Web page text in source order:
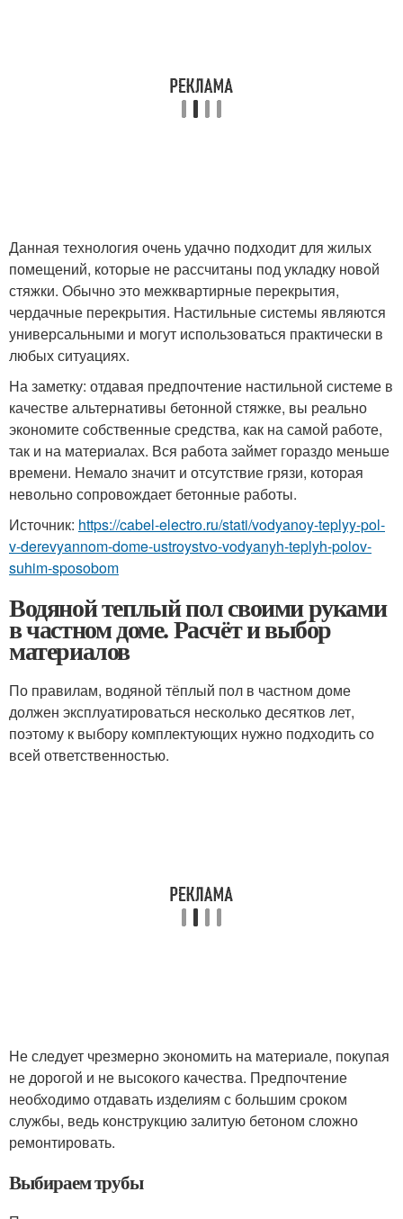
Данная технология очень удачно подходит для жилых
помещений, которые не рассчитаны под укладку новой
стяжки. Обычно это межквартирные перекрытия,
чердачные перекрытия. Настильные системы являются
универсальными и могут использоваться практически в
любых ситуациях.
На заметку: отдавая предпочтение настильной системе в
качестве альтернативы бетонной стяжке, вы реально
экономите собственные средства, как на самой работе,
так и на материалах. Вся работа займет гораздо меньше
времени. Немало значит и отсутствие грязи, которая
невольно сопровождает бетонные работы.
Источник: https://cabel-electro.ru/stati/vodyanoy-teplyy-pol-
v-derevyannom-dome-ustroystvo-vodyanyh-teplyh-polov-
suhim-sposobom
Водяной теплый пол своими руками
в частном доме. Расчёт и выбор
материалов
По правилам, водяной тёплый пол в частном доме
должен эксплуатироваться несколько десятков лет,
поэтому к выбору комплектующих нужно подходить со
всей ответственностью.
Не следует чрезмерно экономить на материале, покупая
не дорогой и не высокого качества. Предпочтение
необходимо отдавать изделиям с большим сроком
службы, ведь конструкцию залитую бетоном сложно
ремонтировать.
Выбираем трубы